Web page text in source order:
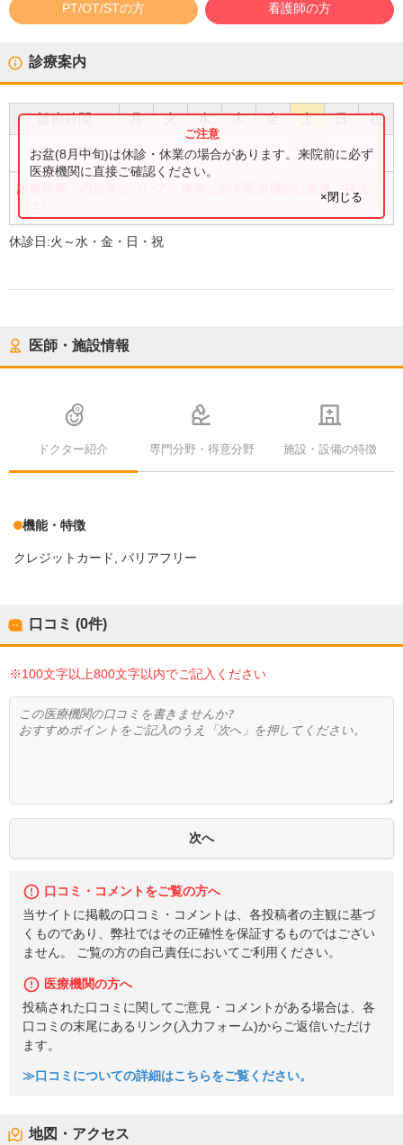
PT/OT/STの方 看護師の方
診療案内
診療時間 月 火 水 木 金 土 日 祝
9:00〜 17:00 ● ● ●
診療時間・内容等について、事前に必ず医療機関に直接ご確認く
お盆(8月中旬)は休診・休業の場合があります。来院前に必ず
医療機関に直接ご確認ください。
×閉じる
休診日:火～水・金・日・祝
医師・施設情報
ドクター紹介 専門分野・得意分野 施設・設備の特徴
機能・特徴
クレジットカード バリアフリー
口コミ (0件)
※100文字以上800文字以内でご記入ください
口コミ・コメントをご覧の方へ
当サイトに掲載の口コミ・コメントは、各投稿者の主観に基づ
くものであり、弊社ではその正確性を保証するものではござい
ません。 ご覧の方の自己責任においてご利用ください。
医療機関の方へ
投稿された口コミに関してご意見・コメントがある場合は、各
口コミの末尾にあるリンク(入力フォーム)からご返信いただけ
ます。
≫口コミについての詳細はこちらをご覧ください。
地図・アクセス